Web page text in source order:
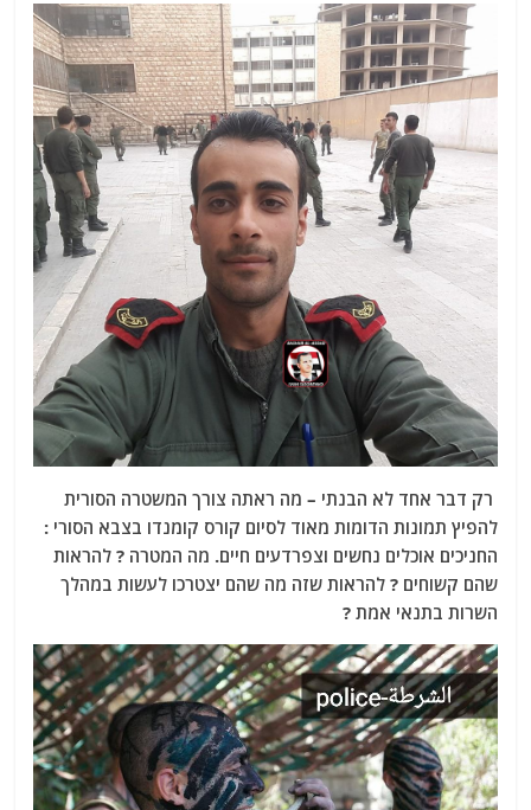
רק דבר אחד לא הבנתי – מה ראתה צורך המשטרה הסורית
להפיץ תמונות הדומות מאוד לסיום קורס קומנדו בצבא הסורי :
החניכים אוכלים נחשים וצפרדעים חיים. מה המטרה ? להראות
שהם קשוחים ? להראות שזה מה שהם יצטרכו לעשות במהלך
השרות בתנאי אמת ?